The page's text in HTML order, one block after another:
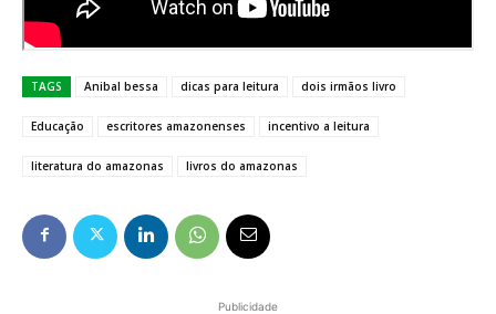
TAGS Anibal bessa dicas para leitura dois irmãos livro
Educação escritores amazonenses incentivo a leitura
literatura do amazonas livros do amazonas
Publicidade